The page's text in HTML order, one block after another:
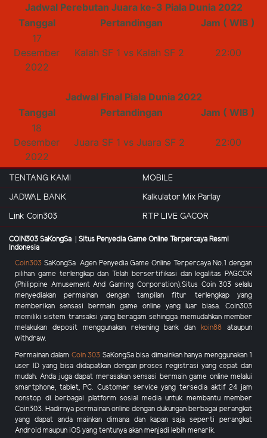
Jadwal Perebutan Juara ke-3 Piala Dunia 2022
Tanggal
Pertandingan
Jam ( WIB )
17
Desember
2022
Kalah SF 1 vs Kalah SF 2 22:00
Jadwal Final Piala Dunia 2022
Tanggal
Pertandingan
Jam ( WIB )
18
Desember
2022
Juara SF 1 vs Juara SF 2 22:00
TENTANG KAMI
MOBILE
JADWAL BANK
Kalkulator Mix Parlay
Link Coin303
RTP LIVE GACOR
COIN303 SaKongSa | Situs Penyedia Game Online Terpercaya Resmi
Indonesia
Coin303 SaKongSa Agen Penyedia Game Online Terpercaya No.1 dengan
pilihan game terlengkap dan Telah bersertifikasi dan legalitas PAGCOR
(Philippine Amusement And Gaming Corporation).Situs Coin 303selalu
menyediakan permainan dengan tampilan fitur terlengkap yang
memberikan sensasi bermain game online yang luar biasa. Coin303
memiliki sistem transaksi yang beragam sehingga memudahkan member
melakukan deposit menggunakan rekening bank dankoin88 ataupun
withdraw.
Permainan dalam Coin 303 SaKongSabisa dimainkan hanya menggunakan 1
user ID yang bisa didapatkan dengan proses registrasi yang cepat dan
mudah. Anda juga dapat merasakan sensasi bermain game online melalui
smartphone, tablet, PC. Customer service yang tersedia aktif 24 jam
nonstop di berbagai platform sosial media untuk membantu member
Coin303. Hadirnya permainan online dengan dukungan berbagai perangkat
yang dapat anda mainkan dimana dan kapan saja seperti perangkat
Android maupun iOS yang tentunya akan menjadi lebih menarik.